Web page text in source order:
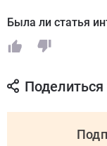
Была ли статья
Поделиться